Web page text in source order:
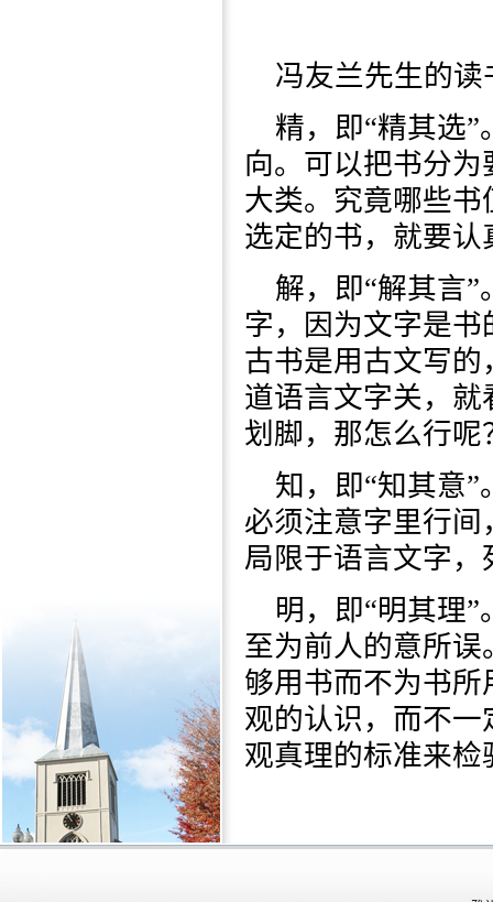
冯友兰先生的
精，即“精其选
向。可以把书分
大类。究竟哪些
选定的书，就要
解，即“解其言
字，因为文字是
古书是用古文写
道语言文字关，
划脚，那怎么行呢
知，即“知其意
必须注意字里行
局限于语言文字
明，即“明其理
至为前人的意所
够用书而不为书
观的认识，而不
观真理的标准来检